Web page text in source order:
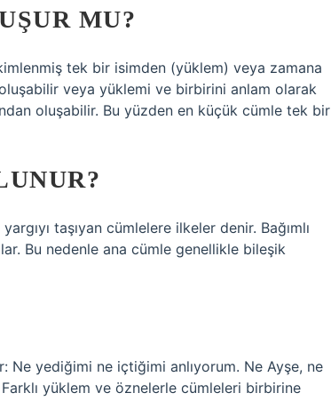
MU?
tek bir isimden (yüklem) veya zamana
veya yüklemi ve birbirini anlam olarak
oluşabilir. Bu yüzden en küçük cümle tek bir
taşıyan cümlelere ilkeler denir. Bağımlı
Bu nedenle ana cümle genellikle bileşik
yediğimi ne içtiğimi anlıyorum. Ne Ayşe, ne
yüklem ve öznelerle cümleleri birbirine